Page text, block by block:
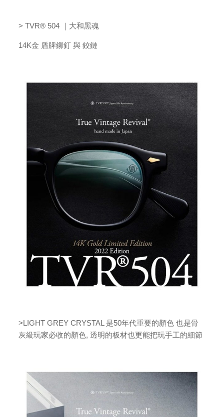
> TVR® 504 ｜大和黑魂
14K金 盾牌鉚釘 與 鉸鏈
>LIGHT GREY CRYSTAL 是50年代重要的顏色 也是骨
灰級玩家必收的顏色, 透明的板材也更能把玩手工的細節